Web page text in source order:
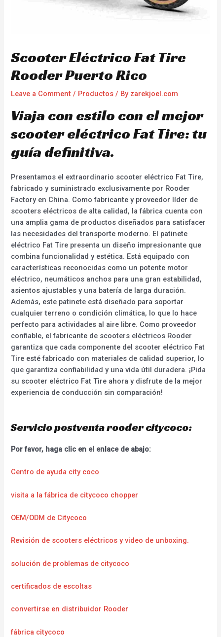
Scooter Eléctrico Fat Tire
Rooder Puerto Rico
Leave a Comment / Productos / By zarekjoel.com
Viaja con estilo con el mejor
scooter eléctrico Fat Tire: tu
guía definitiva.
Presentamos el extraordinario scooter eléctrico Fat Tire,
fabricado y suministrado exclusivamente por Rooder
Factory en China. Como fabricante y proveedor líder de
scooters eléctricos de alta calidad, la fábrica cuenta con
una amplia gama de productos diseñados para satisfacer
las necesidades del transporte moderno. El patinete
eléctrico Fat Tire presenta un diseño impresionante que
combina funcionalidad y estética. Está equipado con
características reconocidas como un potente motor
eléctrico, neumáticos anchos para una gran estabilidad,
asientos ajustables y una batería de larga duración.
Además, este patinete está diseñado para soportar
cualquier terreno o condición climática, lo que lo hace
perfecto para actividades al aire libre. Como proveedor
confiable, el fabricante de scooters eléctricos Rooder
garantiza que cada componente del scooter eléctrico Fat
Tire esté fabricado con materiales de calidad superior, lo
que garantiza confiabilidad y una vida útil duradera. ¡Pida
su scooter eléctrico Fat Tire ahora y disfrute de la mejor
experiencia de conducción sin comparación!
Servicio postventa rooder citycoco:
Por favor, haga clic en el enlace de abajo:
Centro de ayuda city coco
visita a la fábrica de citycoco chopper
OEM/ODM de Citycoco
Revisión de scooters eléctricos y video de unboxing.
solución de problemas de citycoco
certificados de escoltas
convertirse en distribuidor Rooder
fábrica citycoco